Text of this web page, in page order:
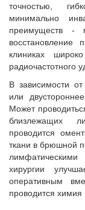
точностью,
минимально
преимуществ -
клиниках
радиочастотного
В зависимости
или
Может
близлежащих
проводится
ткани в брюшной
лимфатическими
хирургии
оперативным
проводится химия